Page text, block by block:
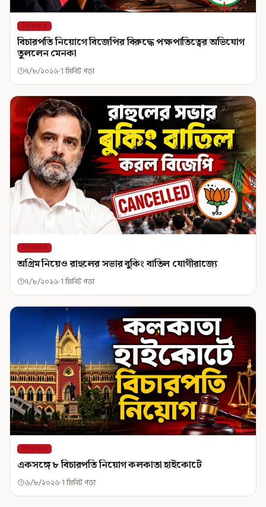
শিরোনাম
বিচারপতি নিয়োগে বিজেপির বিরুদ্ধে পক্ষপাতিত্বের অভিযোগ
তুললেন মেনকা
৭/৮/২০২৬ 1 মিনিট পড়া
শিরোনাম
অগ্রিম নিয়েও রাহুলের সভার বুকিং বাতিল যোগীরাজ্যে
৭/৮/২০২৬ 1 মিনিট পড়া
শিরোনাম
একসঙ্গে ৮ বিচারপতি নিয়োগ কলকাতা হাইকোর্টে
৬/৮/২০২৬ 1 মিনিট পড়া